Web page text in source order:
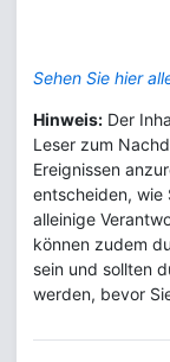
Sehen Sie hier
Hinweis: Der
Leser zum
Ereignissen
entscheiden, wie
alleinige
können zudem
sein und sollten
werden, bevor